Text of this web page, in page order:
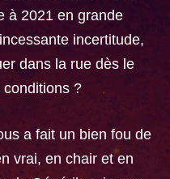
à 2021 en grande
incertitude,
dans la rue dès le
?
a fait un bien fou de
vrai, en chair et en